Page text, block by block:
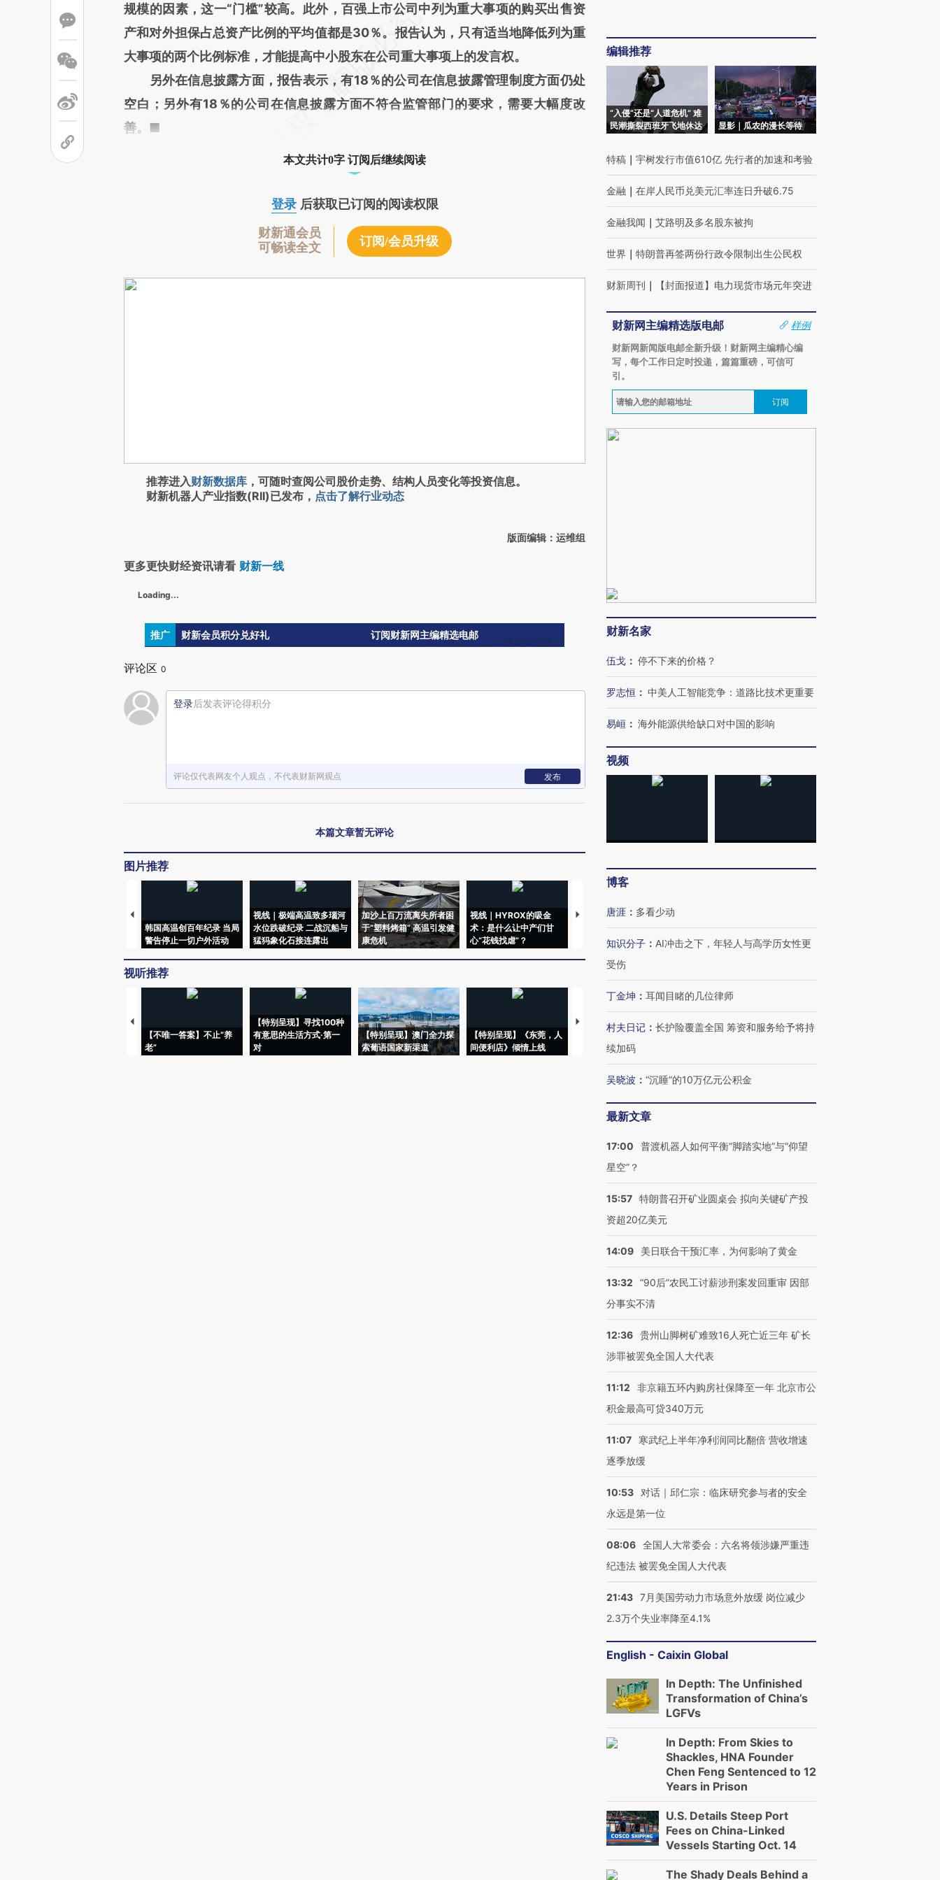
规模的因素，这一“门槛”较高。此外，百强上市公司中列为重大事项的购买出售资
产和对外担保占总资产比例的平均值都是30％。报告认为，只有适当地降低列为重
大事项的两个比例标准，才能提高中小股东在公司重大事项上的发言权。
另外在信息披露方面，报告表示，有18％的公司在信息披露管理制度方面仍处
空白；另外有18％的公司在信息披露方面不符合监管部门的要求，需要大幅度改
善。■
本文共计0字 订阅后继续阅读
登录后获取已订阅的阅读权限
财新通会员
可畅读全文
订阅/会员升级
推荐进入财新数据库 ，可随时查阅公司股价走势、结构人员变化等投资信息。
财新机器人产业指数(RII)已发布， 点击了解行业动态
版面编辑：运维组
更多更快财经资讯请看 财新一线
Loading...
推广 财新会员积分兑好礼 订阅财新网主编精选电邮
评论区 0
登录后发表评论得积分
评论仅代表网友个人观点，不代表财新网观点 发布
本篇文章暂无评论
图片推荐
韩国高温创百年纪录 当局
警告停止一切户外活动
视线｜极端高温致多瑙河
水位跌破纪录 二战沉船与
猛犸象化石接连露出
加沙上百万流离失所者困
于“塑料烤箱” 高温引发健
康危机
视线｜HYROX的吸金
术：是什么让中产们甘
心“花钱找虐”？
马航飞行员跨国走私7万
粒摇头丸 尿检体内含3种
度Z世代 用街头抗争将教
育部长拱下台
机”？难民潮撕裂西班牙
飞地休达
视听推荐
【不唯一答案】不止“养
老”
【特别呈现】寻找100种
有意思的生活方式·第一
对
【特别呈现】澳门全力探
索葡语国家新渠道
【特别呈现】《东莞，人
间便利店》倾情上线
【推广】走进第四届链博
会，让数智科技“链”接产
【特别呈现】寻找100种
有意思的生活方式·第三
【商旅对话】华住集团
CFO：不靠规模取胜，华
编辑推荐
“入侵”还是“人道危机” 难
民潮撕裂西班牙飞地休达
显影｜瓜农的漫长等待
特稿 ｜ 宇树发行市值610亿 先行者的加速和考验
金融 ｜ 在岸人民币兑美元汇率连日升破6.75
金融我闻 ｜ 艾路明及多名股东被拘
世界 ｜ 特朗普再签两份行政令限制出生公民权
财新周刊 ｜ 【封面报道】电力现货市场元年突进
财新网主编精选版电邮
样例
财新网新闻版电邮全新升级！财新网主编精心编
写，每个工作日定时投递，篇篇重磅，可信可
引。
订阅
财新名家
伍戈 ： 停不下来的价格？
罗志恒 ： 中美人工智能竞争：道路比技术更重要
易峘 ： 海外能源供给缺口对中国的影响
视频
博客
唐涯 ： 多看少动
知识分子 ： AI冲击之下，年轻人与高学历女性更
受伤
丁金坤 ： 耳闻目睹的几位律师
村夫日记 ： 长护险覆盖全国 筹资和服务给予将持
续加码
吴晓波 ： “沉睡”的10万亿元公积金
最新文章
17:00
普渡机器人如何平衡“脚踏实地”与“仰望
星空”？
15:57 特朗普召开矿业圆桌会 拟向关键矿产投
资超20亿美元
14:09 美日联合干预汇率，为何影响了黄金
13:32
“90后”农民工讨薪涉刑案发回重审 因部
分事实不清
12:36 贵州山脚树矿难致16人死亡近三年 矿长
涉罪被罢免全国人大代表
11:12
非京籍五环内购房社保降至一年 北京市公
积金最高可贷340万元
11:07
寒武纪上半年净利润同比翻倍 营收增速
逐季放缓
10:53
对话｜邱仁宗：临床研究参与者的安全
永远是第一位
08:06 全国人大常委会：六名将领涉嫌严重违
纪违法 被罢免全国人大代表
21:43 7月美国劳动力市场意外放缓 岗位减少
2.3万个失业率降至4.1%
English - Caixin Global
In Depth: The Unfinished
Transformation of China’s
LGFVs
In Depth: From Skies to
Shackles, HNA Founder
Chen Feng Sentenced to 12
Years in Prison
U.S. Details Steep Port
Fees on China-Linked
Vessels Starting Oct. 14
The Shady Deals Behind a